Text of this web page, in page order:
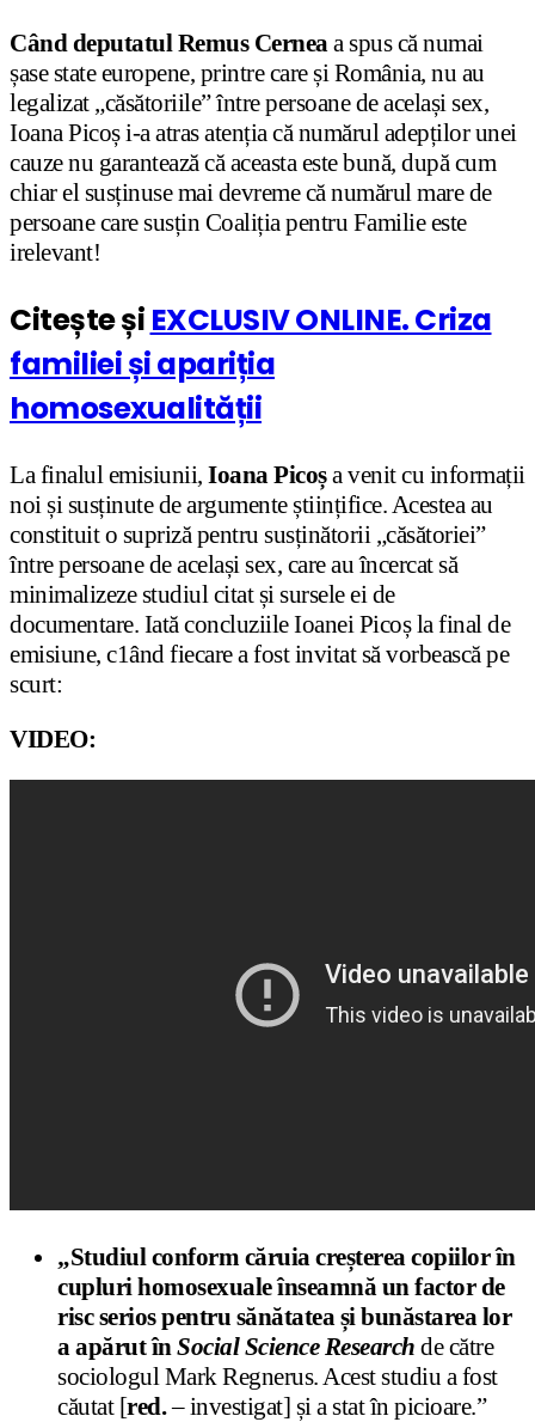
Când deputatul Remus Cerneaa spus că numai
șase state europene, printre care și România, nu au
legalizat „căsătoriile” între persoane de același sex,
Ioana Picoș i-a atras atenția că numărul adepților unei
cauze nu garantează că aceasta este bună, după cum
chiar el susținuse mai devreme că numărul mare de
persoane care susțin Coaliția pentru Familie este
irelevant!
Citește și EXCLUSIV ONLINE. Criza
familiei și apariția
homosexualității
La finalul emisiunii, Ioana Picoșa venit cu informații
noi și susținute de argumente științifice. Acestea au
constituit o supriză pentru susținătorii „căsătoriei”
între persoane de același sex, care au încercat să
minimalizeze studiul citat și sursele ei de
documentare. Iată concluziile Ioanei Picoș la final de
emisiune, c1ând fiecare a fost invitat să vorbească pe
scurt:
VIDEO:
„Studiul conform căruia creșterea copiilor în
cupluri homosexuale înseamnă un factor de
risc serios pentru sănătatea și bunăstarea lor
a apărut în Social Science Research de către
sociologul Mark Regnerus. Acest studiu a fost
căutat [red.– investigat] și a stat în picioare.”